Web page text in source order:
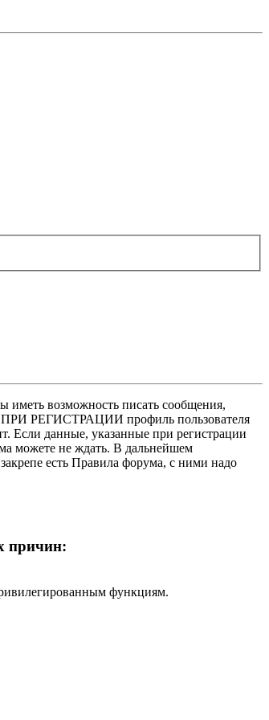
иметь возможность писать сообщения,
ПРИ РЕГИСТРАЦИИ профиль пользователя
Если данные, указанные при регистрации
можете не ждать. В дальнейшем
есть Правила форума, с ними надо
причин:
функциям.